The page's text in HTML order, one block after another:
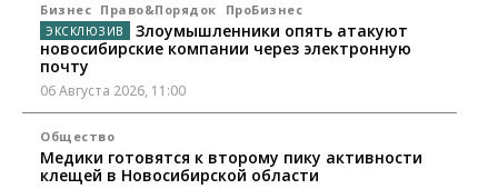
Бизнес Право&Порядок ПроБизнес
Злоумышленники опять атакуют
новосибирские компании через электронную
почту
06 Августа 2026, 11:00
Общество
Медики готовятся к второму пику активности
клещей в Новосибирской области